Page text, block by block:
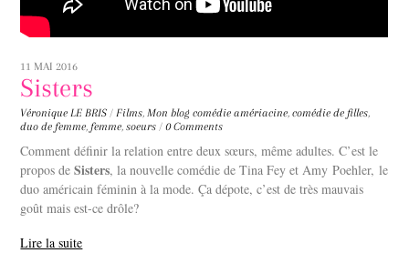
11 MAI 2016
Sisters
Véronique LE BRIS / Films,Mon blog comédie amériacine,comédie de filles,
duo de femme, femme,soeurs / 0 Comments
Comment définir la relation entre deux sœurs, même adultes. C’est le
propos deSisters, la nouvelle comédie de Tina Fey et Amy Poehler, le
duo américain féminin à la mode. Ça dépote, c’est de très mauvais
goût mais est-ce drôle?
Lire la suite